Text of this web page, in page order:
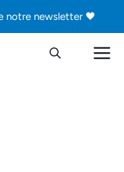
notre newsletter 🖤